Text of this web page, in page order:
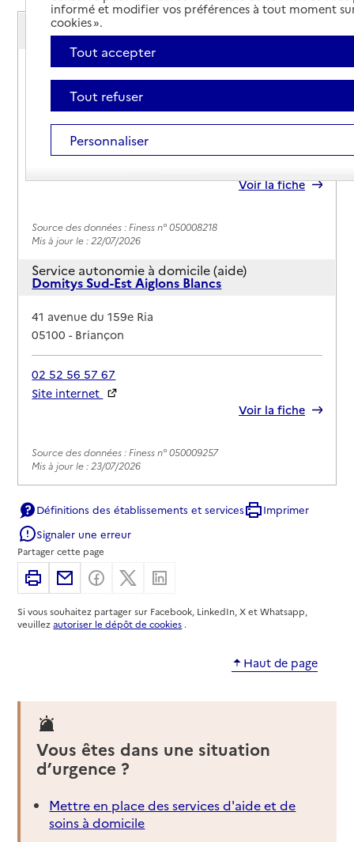
Service autonomie à domicile (aide)
Axéo services
Adresse
23 rue Alphand
-Briançon
04 92 54 26 92
Contact
Rapport HAS
Voir la fiche
Source des données : Finess n° 050008218
Mis à jour le : 22/07/2026
Service autonomie à domicile (aide)
Domitys Sud-Est Aiglons Blancs
Adresse
41 avenue du 159e Ria
05100-Briançon
02 52 56 57 67
Site internet
Voir la fiche
Source des données : Finess n° 050009257
Mis à jour le : 23/07/2026
Services ADMR
Adresse
66 avenue du Lautaret
05100-Briançon
Contact
Dernier rapport d'évaluation de la qualité
Voir la fiche
Source des données : Finess n° 050008937
Mis à jour le : 22/07/2026
Service autonomie à domicile (aide)
Services du CCAS
Adresse
Rue du Temple
05100-Briançon
Définitions des établissements et services
Imprimer
Signaler une erreur
Partager cette page
ImprimerPartager par email
Partager sur Facebook
Partager sur X
Si vous souhaitez partager sur Facebook, LinkedIn, X et Whatsapp,
veuillezautoriser le dépôt de cookies .
Haut de page
Vous êtes dans une situation
d’urgence ?
Mettre en place des services d'aide et de
soins à domicile
informé et modifier vos préférences à tout moment
cookies ».
Tout accepter
Tout refuser
Personnaliser